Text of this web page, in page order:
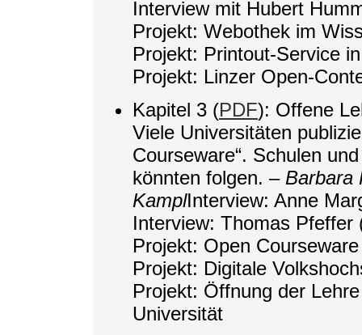
Interview mit Hubert
Projekt: Webothek im
Projekt: Printout-Service
Projekt: Linzer Open-
Kapitel 3 (PDF): Offene
Viele Universitäten
Courseware“. Schulen
könnten folgen. – Barbara
KamplInterview: Anne
Interview: Thomas Pfeffer
Projekt: Open
Projekt: Digitale
Projekt: Öffnung der
Universität